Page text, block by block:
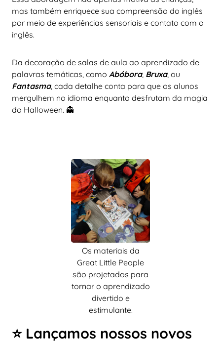
mas também enriquece sua compreensão do inglês
por meio de experiências sensoriais e contato com o
inglês.
Da decoração de salas de aula ao aprendizado de
palavras temáticas, como Abóbora, Bruxa, ou
Fantasma, cada detalhe conta para que os alunos
mergulhem no idioma enquanto desfrutam da magia
do Halloween. 👻
Os materiais da
Great Little People
são projetados para
tornar o aprendizado
divertido e
estimulante.
⭐ Lançamos nossos novos